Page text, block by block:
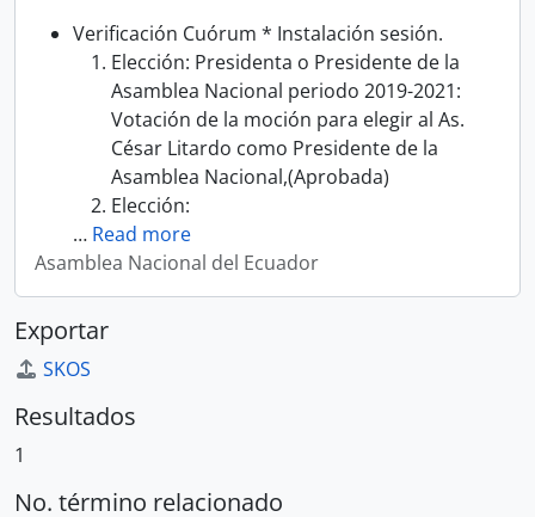
Verificación Cuórum * Instalación sesión.
Elección: Presidenta o Presidente de la
Asamblea Nacional periodo 2019-2021:
Votación de la moción para elegir al As.
César Litardo como Presidente de la
Asamblea Nacional,(Aprobada)
Elección:
… Read more
Asamblea Nacional del Ecuador
Exportar
SKOS
Resultados
1
No. término relacionado